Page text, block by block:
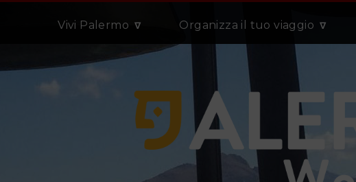
Vivi Palermo Organizza il tuo viaggio